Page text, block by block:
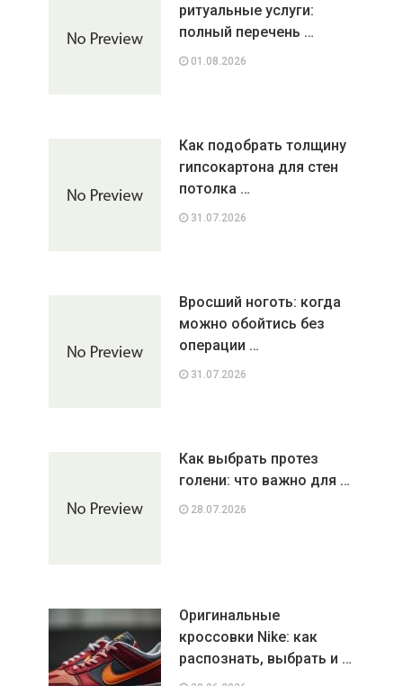
ритуальные услуги:
полный перечень …
01.08.2026
Как подобрать толщину
гипсокартона для стен
потолка …
31.07.2026
Вросший ноготь: когда
можно обойтись без
операции …
31.07.2026
Как выбрать протез
голени: что важно для …
28.07.2026
Оригинальные
кроссовки Nike: как
распознать, выбрать и …